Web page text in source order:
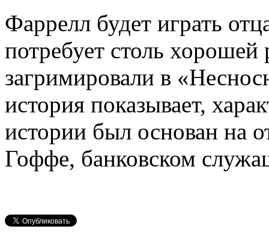
Фаррелл будет играть
потребует столь хорошей
загримировали в
история показывает,
истории был основан на
Гоффе, банковском